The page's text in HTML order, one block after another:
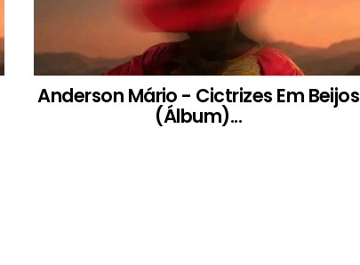
Anderson Mário - Cictrizes Em Beijos
(Álbum)...